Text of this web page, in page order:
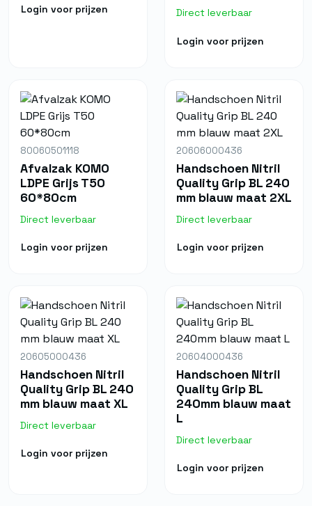
Login voor prijzen Direct leverbaar
Login voor prijzen
80060501118
Afvalzak KOMO
LDPE Grijs T50
60*80cm
Direct leverbaar
Login voor prijzen
20606000436
Handschoen Nitril
Quality Grip BL 240
mm blauw maat 2XL
Direct leverbaar
Login voor prijzen
20605000436
Handschoen Nitril
Quality Grip BL 240
mm blauw maat XL
Direct leverbaar
Login voor prijzen
20604000436
Handschoen Nitril
Quality Grip BL
240mm blauw maat
L
Direct leverbaar
Login voor prijzen